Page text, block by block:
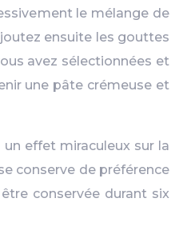
le mélange de
ensuite les gouttes
avez sélectionnées et
une pâte crémeuse et
effet miraculeux sur la
conserve de préférence
conservée durant six